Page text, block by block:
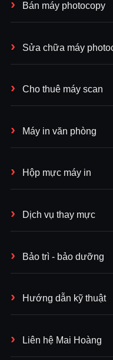
Bán máy photocopy
Sửa chữa máy
Cho thuê máy scan
Máy in văn phòng
Hộp mực máy in
Dịch vụ thay mực
Bảo trì - bảo dưỡng
Hướng dẫn kỹ thuật
Liên hệ Mai Hoàng